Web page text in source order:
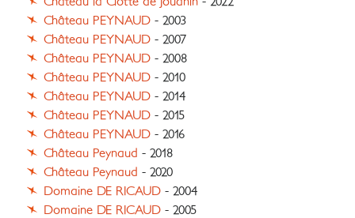
Château PEYNAUD - 2003
Château PEYNAUD - 2007
Château PEYNAUD - 2008
Château PEYNAUD - 2010
Château PEYNAUD - 2014
Château PEYNAUD - 2015
Château PEYNAUD - 2016
Château Peynaud - 2018
Château Peynaud - 2020
Domaine DE RICAUD - 2004
Domaine DE RICAUD - 2005